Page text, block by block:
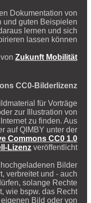
Dokumentation von
und guten Beispielen
lernen und sich
lassen können.
Zukunft Mobilität
CC0-Bilderlizenz
für Vorträge
zur Illustration von
zu finden. Aus
auf QIMBY unter der
Commons CC0 1.0
Lizenz veröffentlicht.
Bilder
verbreitet und - auch
solange Rechte
wie bspw. das Recht
Bild oder von